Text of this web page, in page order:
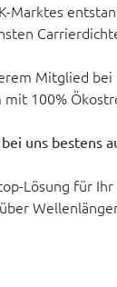
Marktes
Mitglied bei
mit 100%
uns bestens
Lösung für